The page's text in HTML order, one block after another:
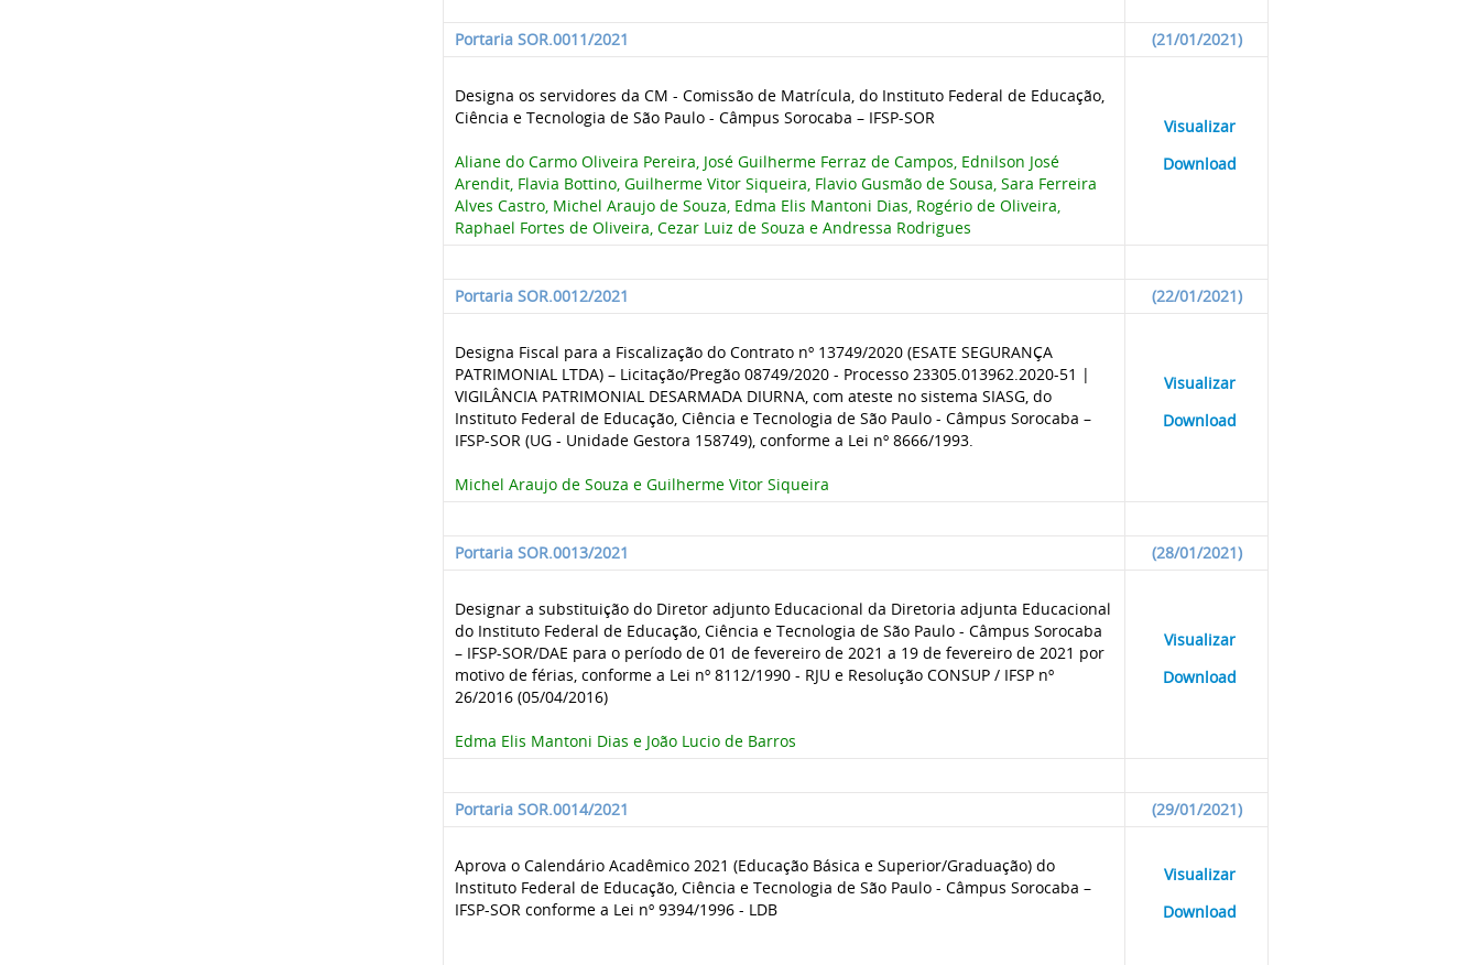
Portaria SOR.0011/2021 (21/01/2021)
Designa os servidores da CM - Comissão de Matrícula, do Instituto Federal de Educação,
Ciência e Tecnologia de São Paulo - Câmpus Sorocaba – IFSP-SOR
Aliane do Carmo Oliveira Pereira, José Guilherme Ferraz de Campos, Ednilson José
Arendit, Flavia Bottino, Guilherme Vitor Siqueira, Flavio Gusmão de Sousa, Sara Ferreira
Alves Castro, Michel Araujo de Souza, Edma Elis Mantoni Dias, Rogério de Oliveira,
Raphael Fortes de Oliveira, Cezar Luiz de Souza e Andressa Rodrigues
Visualizar
Download
Portaria SOR.0012/2021 (22/01/2021)
Designa Fiscal para a Fiscalização do Contrato nº 13749/2020 (ESATE SEGURANÇA
PATRIMONIAL LTDA) – Licitação/Pregão 08749/2020 - Processo 23305.013962.2020-51 |
VIGILÂNCIA PATRIMONIAL DESARMADA DIURNA, com ateste no sistema SIASG, do
Instituto Federal de Educação, Ciência e Tecnologia de São Paulo - Câmpus Sorocaba –
IFSP-SOR (UG - Unidade Gestora 158749), conforme a Lei nº 8666/1993.
Michel Araujo de Souza e Guilherme Vitor Siqueira
Visualizar
Download
Portaria SOR.0013/2021 (28/01/2021)
Designar a substituição do Diretor adjunto Educacional da Diretoria adjunta Educacional
do Instituto Federal de Educação, Ciência e Tecnologia de São Paulo - Câmpus Sorocaba
– IFSP-SOR/DAE para o período de 01 de fevereiro de 2021 a 19 de fevereiro de 2021 por
motivo de férias, conforme a Lei nº 8112/1990 - RJU e Resolução CONSUP / IFSP nº
26/2016 (05/04/2016)
Edma Elis Mantoni Dias e João Lucio de Barros
Visualizar
Download
Portaria SOR.0014/2021 (29/01/2021)
Aprova o Calendário Acadêmico 2021 (Educação Básica e Superior/Graduação) do
Instituto Federal de Educação, Ciência e Tecnologia de São Paulo - Câmpus Sorocaba –
IFSP-SOR conforme a Lei nº 9394/1996 - LDB
Visualizar
Download